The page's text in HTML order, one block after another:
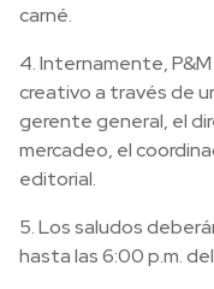
carné.
4. Internamente,
creativo a través de
gerente general, el
mercadeo, el
editorial.
5. Los saludos
hasta las 6:00 p.m.